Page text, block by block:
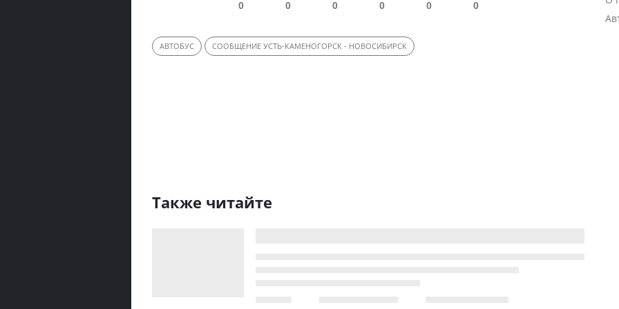
0 0 0 0 0 0
АВТОБУС СООБЩЕНИЕ УСТЬ-КАМЕНОГОРСК - НОВОСИБИРСК
Также читайте